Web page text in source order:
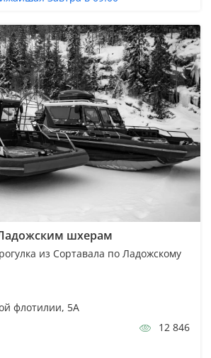
шхерам
из Сортавала по Ладожскому
флотилии, 5А
12 846